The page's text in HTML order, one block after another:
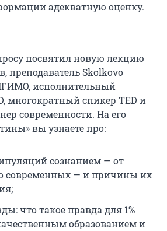
адекватную оценку.
посвятил новую лекцию
преподаватель Skolkovo
исполнительный
многократный спикер TED и
современности. На его
вы узнаете про:
сознанием — от
современных — и причины их
что такое правда для 1%
образованием и